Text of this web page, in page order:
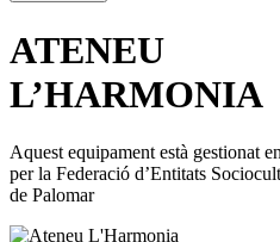
ATENEU
L’HARMONIA
Aquest equipament està gestionat
per la Federació d’Entitats
de Palomar